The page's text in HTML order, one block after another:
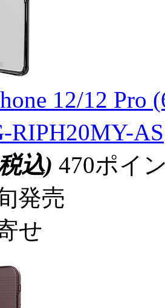
12/12 Pro
RIPH20MY-AS
込) 470ポイ
発売
せ